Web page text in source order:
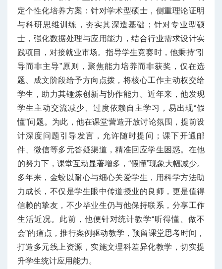
定个性化培养方案：针对学术型硕士，侧重理论证明
与科研思维训练，夯实其深造基础；针对专业型硕
士，强化数据处理与应用能力，结合行业需求设计实
践项目，对接就业市场。指导学生竞赛时，他秉持“引
导而非主导”原则，聚焦能力培养而非获奖，仅在选
题、成文阶段给予方向点拨，将核心工作主动权交给
学生，助力其锤炼创新与协作能力。近年来，他发现
学生主动交流减少、过度依赖自主学习，易出现“假
懂”问题。为此，他在课堂营造开放讨论氛围，提前设
计深度问题引导发言，允许随时提问；课下开通邮
件、微信等多元答疑渠道，精准回应学生困惑。在他
的努力下，课堂互动显著增多，“假懂”现象大幅减少。
多年来，金蛟以耐心与细心关爱学生，用科学方法助
力成长，不仅是学生眼中传道授业的良师，更是值得
信赖的挚友，不少毕业生仍与他保持联系，分享工作
生活近况。此前，他便针对统计教学“听得懂、做不
会”的痛点，推行案例驱动教学，预留课堂思考时间，
打造多元线上资源，实施文理科差异化教学，切实提
升学生统计应用能力。